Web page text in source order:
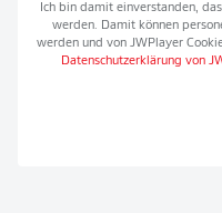
Ich bin damit einverstanden,
werden. Damit können
werden und von JWPlayer
Datenschutzerklärung von